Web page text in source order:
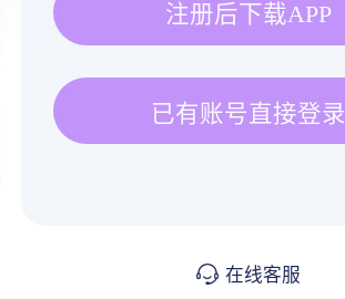
注册后下载APP
已有账号直接登录
在线客服